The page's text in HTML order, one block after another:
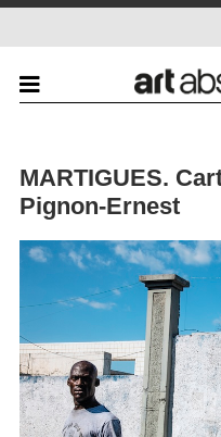
MARTIGUES.
Pignon-Ernest